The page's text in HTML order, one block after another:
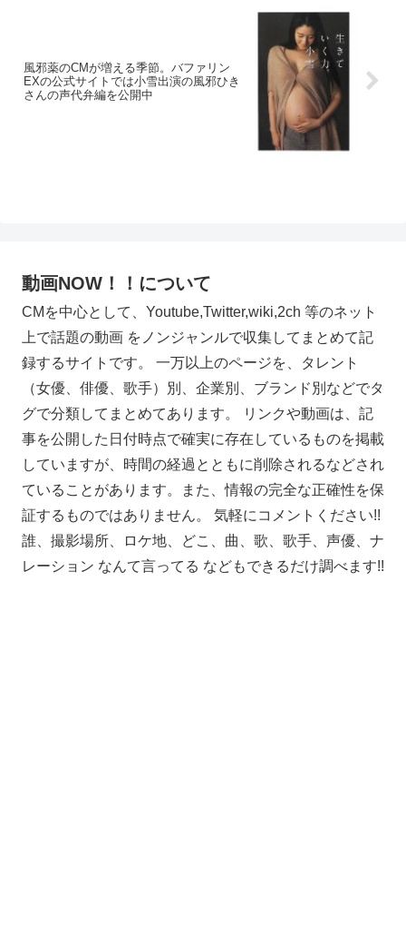
風邪薬のCMが増える季節。バファリン
EXの公式サイトでは小雪出演の風邪ひき
さんの声代弁編を公開中
動画NOW！！について
CMを中心として、Youtube,Twitter,wiki,2ch 等のネット
上で話題の動画 をノンジャンルで収集してまとめて記
録するサイトです。 一万以上のページを、タレント
（女優、俳優、歌手）別、企業別、ブランド別などでタ
グで分類してまとめてあります。 リンクや動画は、記
事を公開した日付時点で確実に存在しているものを掲載
していますが、時間の経過とともに削除されるなどされ
ていることがあります。また、情報の完全な正確性を保
証するものではありません。 気軽にコメントください!!
誰、撮影場所、ロケ地、どこ、曲、歌、歌手、声優、ナ
レーション なんて言ってる などもできるだけ調べます!!